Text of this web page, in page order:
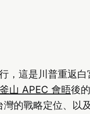
，這是川普重返白
山 APEC 會晤後
灣的戰略定位、以